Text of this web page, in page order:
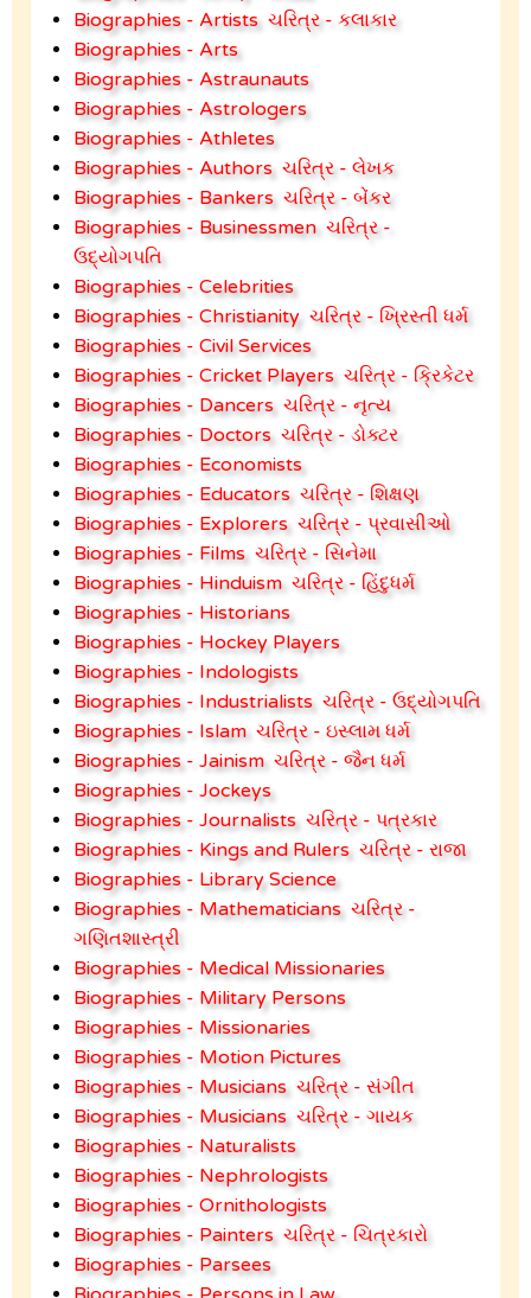
Biographies - Artists ચરિત્ર - કલાકાર
Biographies - Arts
Biographies - Astraunauts
Biographies - Astrologers
Biographies - Athletes
Biographies - Authors ચરિત્ર - લેખક
Biographies - Bankers ચરિત્ર - બેંકર
Biographies - Businessmen ચરિત્ર -
ઉદ્યોગપતિ
Biographies - Celebrities
Biographies - Christianity ચરિત્ર - ખ્રિસ્તી ધર્મ
Biographies - Civil Services
Biographies - Cricket Players ચરિત્ર - ક્રિકેટર
Biographies - Dancers ચરિત્ર - નૃત્ય
Biographies - Doctors ચરિત્ર - ડોક્ટર
Biographies - Economists
Biographies - Educators ચરિત્ર - શિક્ષણ
Biographies - Explorers ચરિત્ર - પ્રવાસીઓ
Biographies - Films ચરિત્ર - સિનેમા
Biographies - Hinduism ચરિત્ર - હિંદુધર્મ
Biographies - Historians
Biographies - Hockey Players
Biographies - Indologists
Biographies - Industrialists ચરિત્ર - ઉદ્યોગપતિ
Biographies - Islam ચરિત્ર - ઇસ્લામ ધર્મ
Biographies - Jainism ચરિત્ર - જૈન ધર્મ
Biographies - Jockeys
Biographies - Journalists ચરિત્ર - પત્રકાર
Biographies - Kings and Rulers ચરિત્ર - રાજા
Biographies - Library Science
Biographies - Mathematicians ચરિત્ર -
ગણિતશાસ્ત્રી
Biographies - Medical Missionaries
Biographies - Military Persons
Biographies - Missionaries
Biographies - Motion Pictures
Biographies - Musicians ચરિત્ર - સંગીત
Biographies - Musicians ચરિત્ર - ગાયક
Biographies - Naturalists
Biographies - Nephrologists
Biographies - Ornithologists
Biographies - Painters ચરિત્ર - ચિત્રકારો
Biographies - Parsees